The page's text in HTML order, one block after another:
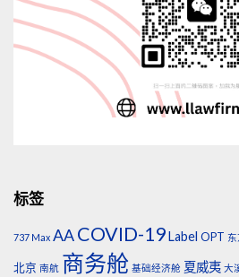
标签
737 Max AACOVID-19Label OPT 东
北京 南航 商务舱 基础经济舱 夏威夷 大